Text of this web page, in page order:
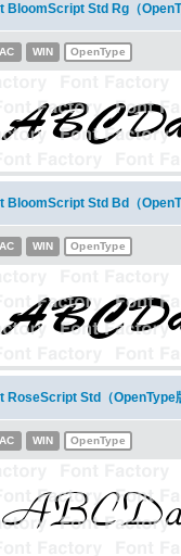
BloomScript Std Rg（
WIN OpenType
BloomScript Std Bd（
WIN OpenType
RoseScript Std（OpenType
WIN OpenType